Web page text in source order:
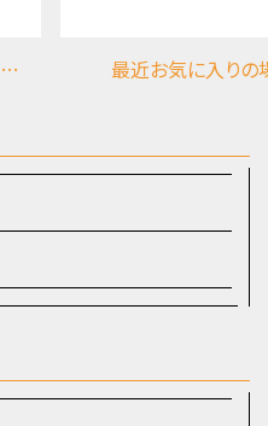
最近お気に入りの